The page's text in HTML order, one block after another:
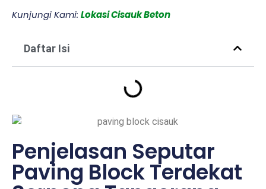
Kunjungi Kami: Lokasi Cisauk Beton
Daftar Isi
Penjelasan Seputar
Paving Block Terdekat